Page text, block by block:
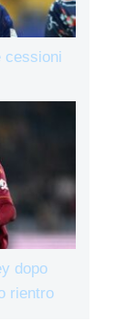
cessioni
dopo
rientro